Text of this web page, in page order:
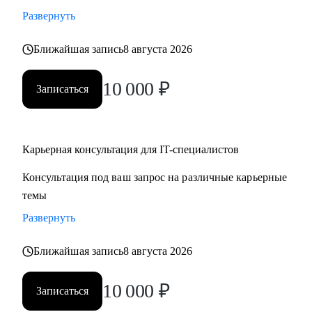
• Стратегии карьерного роста: как перейти с junior на
• Стратегия поиска работы: как и где искать вакансии, как
откликаться, как построить системный подход к поиску
вакансий
• Стратегия релокации в Европу: как выбрать страну, где
• QA, аналитики (бизнес + системные)
• Разработчики
• Project/Product-менеджеры
Развернуть
Ближайшая запись8 августа 2026
Записаться 10 000 ₽
Карьерная консультация для IT-специалистов
Консультация под ваш запрос на различные карьерные
темы
Развернуть
Ближайшая запись8 августа 2026
Записаться 10 000 ₽